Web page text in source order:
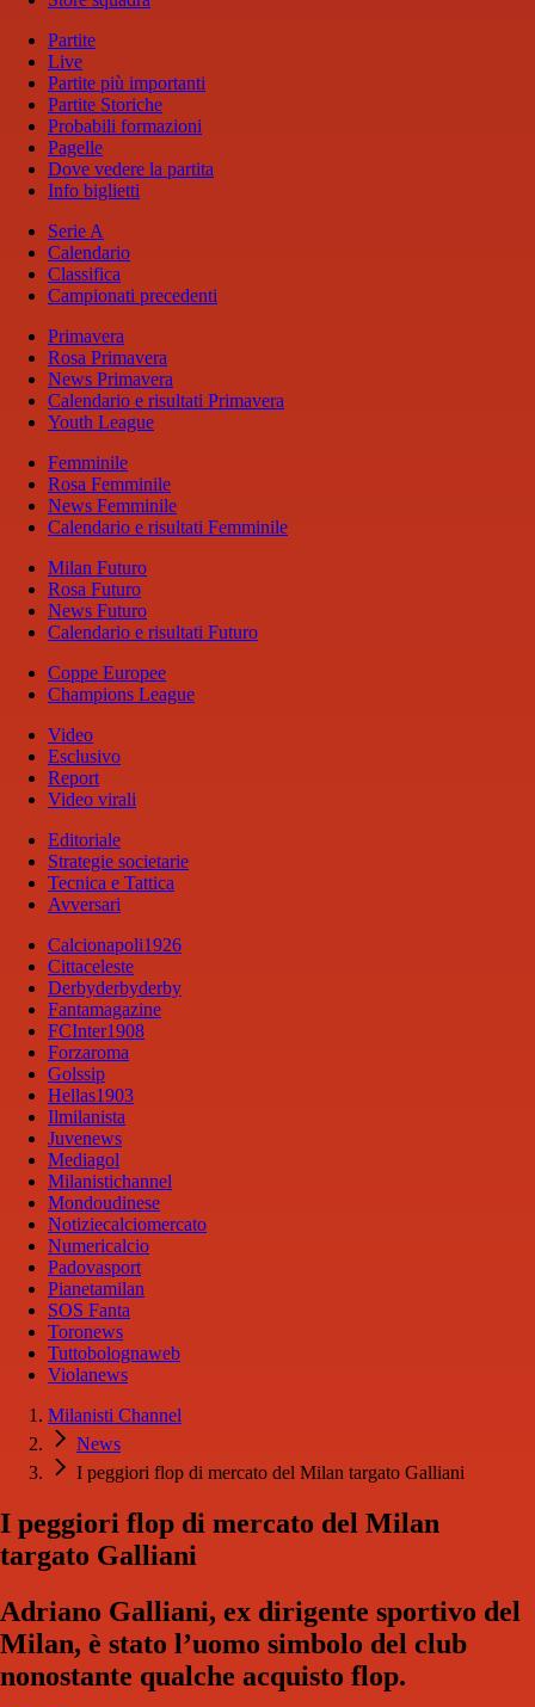
Partite
Live
Partite più importanti
Partite Storiche
Probabili formazioni
Pagelle
Dove vedere la partita
Info biglietti
Serie A
Calendario
Classifica
Campionati precedenti
Primavera
Rosa Primavera
News Primavera
Calendario e risultati Primavera
Youth League
Femminile
Rosa Femminile
News Femminile
Calendario e risultati Femminile
Milan Futuro
Rosa Futuro
News Futuro
Calendario e risultati Futuro
Coppe Europee
Champions League
Video
Esclusivo
Report
Video virali
Editoriale
Strategie societarie
Tecnica e Tattica
Avversari
Calcionapoli1926
Cittaceleste
Derbyderbyderby
Fantamagazine
FCInter1908
Forzaroma
Golssip
Hellas1903
Ilmilanista
Juvenews
Mediagol
Milanistichannel
Mondoudinese
Notiziecalciomercato
Numericalcio
Padovasport
Pianetamilan
SOS Fanta
Toronews
Tuttobolognaweb
Violanews
Milanisti Channel
News
I peggiori flop di mercato del Milan targato Galliani
I peggiori flop di mercato del Milan
targato Galliani
Adriano Galliani, ex dirigente sportivo del
Milan, è stato l’uomo simbolo del club
nonostante qualche acquisto flop.